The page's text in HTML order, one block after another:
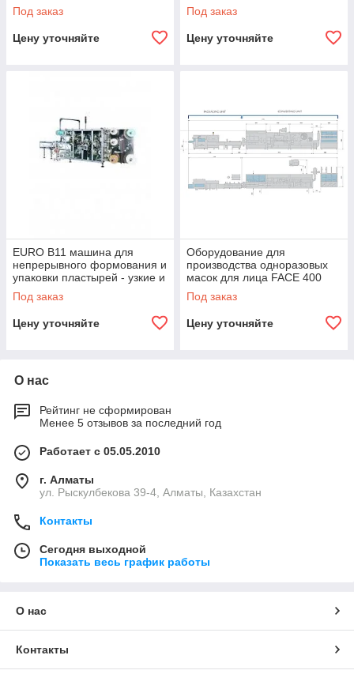
Под заказ
Цену уточняйте
Под заказ
Цену уточняйте
EURO B11 машина для
непрерывного формования и
упаковки пластырей - узкие и
самолечебные пластыри
Под заказ
Цену уточняйте
Оборудование для
производства одноразовых
масок для лица FACE 400
Под заказ
Цену уточняйте
О нас
Рейтинг не сформирован
Менее 5 отзывов за последний год
Работает с 05.05.2010
г. Алматы
ул. Рыскулбекова 39-4, Алматы, Казахстан
Контакты
Сегодня выходной
Показать весь график работы
О нас
Контакты